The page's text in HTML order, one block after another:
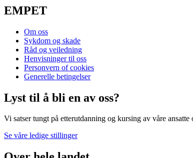
EMPET
Om oss
Sykdom og skade
Råd og veiledning
Henvisninger til oss
Personvern of cookies
Generelle betingelser
Lyst til å bli en av oss?
Vi satser tungt på etterutdanning og kursing av våre
Se våre ledige stillinger